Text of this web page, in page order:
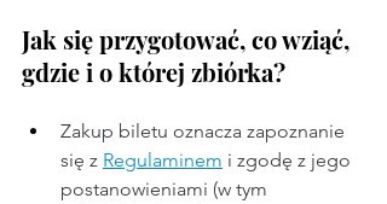
Jak się przygotować, co wziąć,
gdzie i o której zbiórka?
Zakup biletu oznacza zapoznanie
się z Regulaminem i zgodę z jego
postanowieniami (w tym